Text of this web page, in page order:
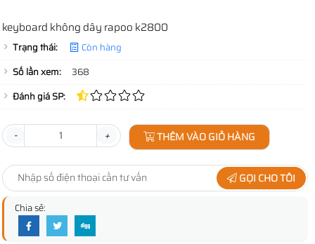
keyboard không dây rapoo k2800
Trạng thái:
Còn hàng
Số lần xem:
368
Đánh giá SP:
- + THÊM VÀO GIỎ HÀNG
GỌI CHO TÔI
Chia sẻ: